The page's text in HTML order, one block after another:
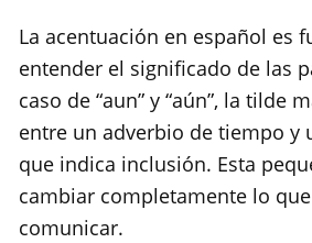
La acentuación en español es
entender el significado de las
caso de “aun” y “aún”, la tilde
entre un adverbio de tiempo y
que indica inclusión. Esta
cambiar completamente lo
comunicar.